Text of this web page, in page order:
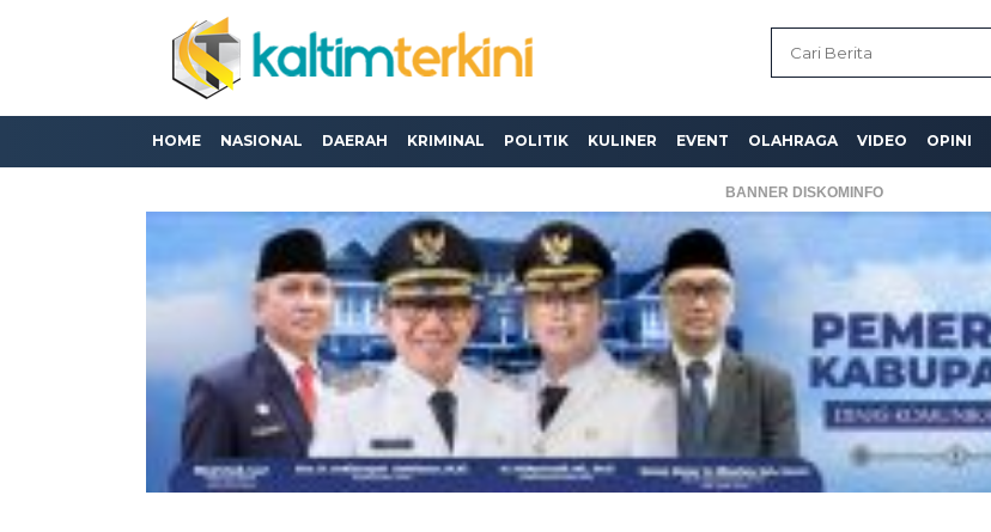
HOME NASIONAL DAERAH KRIMINAL POLITIK KULINER EVENT OLAHRAGA VIDEO OPINI
BANNER DISKOMINFO